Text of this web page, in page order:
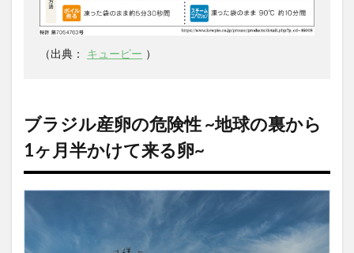
（出典： キューピー ）
ブラジル産卵の危険性 ~地球の裏から
1ヶ月半かけて来る卵~